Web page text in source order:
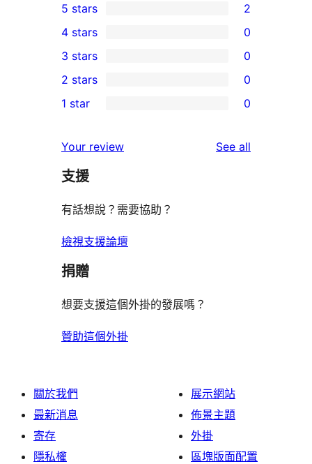
2
5-
star
reviews
5 stars 2
4-
star
reviews
4 stars 0
0
3-
star
3 stars 0
2-
reviews
2 stars 0
star
reviews
1 star 0
Your review See all
支援
有話想說？需要協助？
檢視支援論壇
捐贈
想要支援這個外掛的發展嗎？
贊助這個外掛
關於我們
最新消息
寄存
隱私權
展示網站
佈景主題
外掛
區塊版面配置